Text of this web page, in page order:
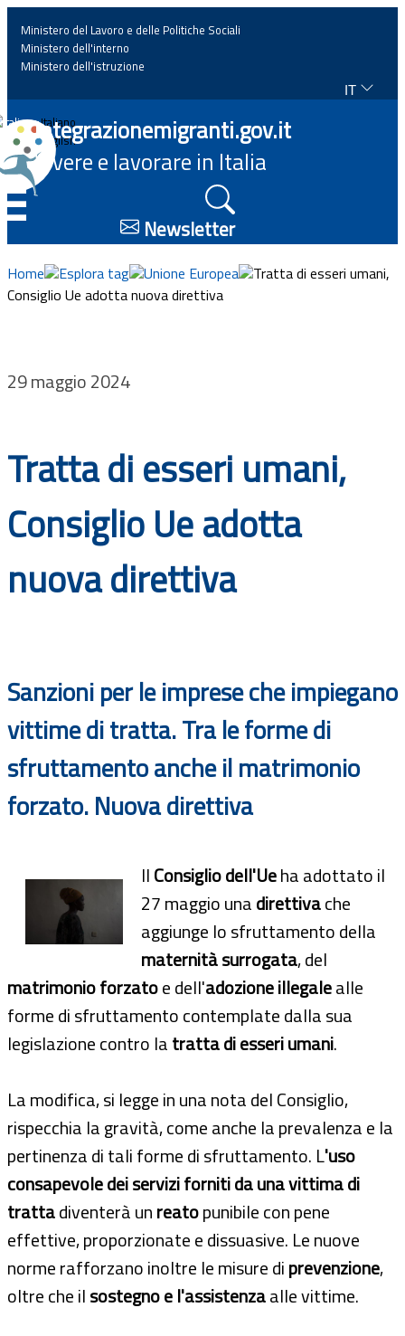
Home
News
Approfondimenti
Eventi
Progetti
Bandi
Guide
Ministero del Lavoro e delle Politiche Sociali
Ministero dell'interno
Ministero dell'istruzione
IT
Italiano
English
Integrazionemigranti.gov.it
Vivere e lavorare in Italia
Newsletter
Home Esplora tag Unione Europea
Tratta di esseri umani,
Consiglio Ue adotta nuova direttiva
29 maggio 2024
Tratta di esseri umani,
Consiglio Ue adotta
nuova direttiva
Sanzioni per le imprese che impiegano
vittime di tratta. Tra le forme di
sfruttamento anche il matrimonio
forzato. Nuova direttiva
IlConsiglio dell'Ueha adottato il
27 maggio unadirettivache
aggiunge lo sfruttamento della
maternità surrogata, del
matrimonio forzatoe dell'adozione illegalealle
forme di sfruttamento contemplate dalla sua
legislazione contro latratta di esseri umani.
La modifica, si legge in una nota del Consiglio,
rispecchia la gravità, come anche la prevalenza e la
pertinenza di tali forme di sfruttamento. L'uso
consapevole dei servizi forniti da una vittima di
trattadiventerà unreatopunibile con pene
effettive, proporzionate e dissuasive. Le nuove
norme rafforzano inoltre le misure diprevenzione,
oltre che ilsostegno e l'assistenzaalle vittime.